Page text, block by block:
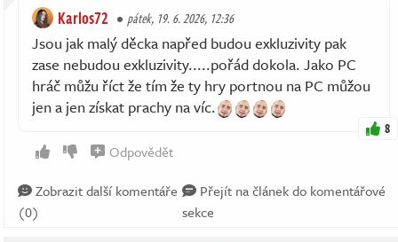
Karlos72 pátek, 19. 6. 2026, 12:36
Jsou jak malý děcka napřed budou exkluzivity pak
zase nebudou exkluzivity.....pořád dokola. Jako PC
hráč můžu říct že tím že ty hry portnou na PC můžou
jen a jen získat prachy na víc.
8
Odpovědět
Zobrazit další komentáře
(0)
Přejít na článek do komentářové
sekce